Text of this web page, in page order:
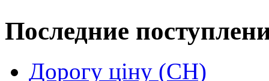
Последние
Дорогу ціну (СН)